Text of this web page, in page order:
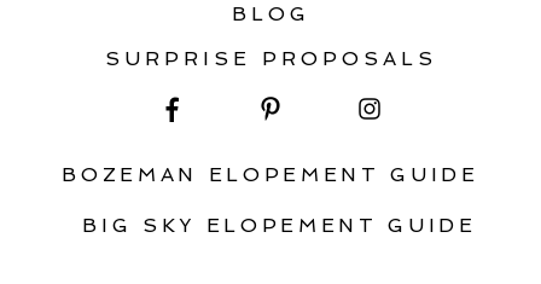
BLOG
SURPRISE PROPOSALS
BOZEMAN ELOPEMENT GUIDE
BIG SKY ELOPEMENT GUIDE